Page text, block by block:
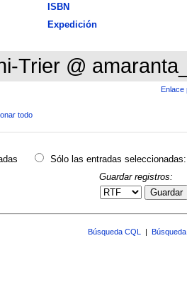
ISBN
Expedición
Trier @
Enlace
todo
Sólo las entradas seleccionadas:
Guardar registros:
Guardar
Búsqueda CQL